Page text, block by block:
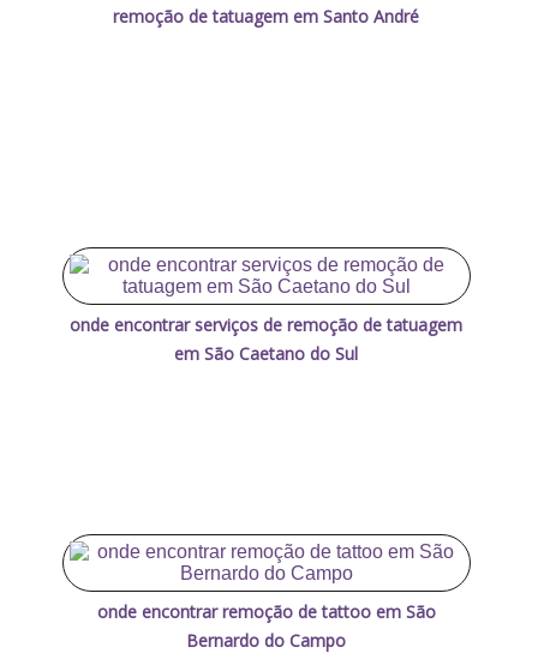
remoção de tatuagem em Santo André
onde encontrar serviços de remoção de tatuagem
em São Caetano do Sul
onde encontrar remoção de tattoo em São
Bernardo do Campo